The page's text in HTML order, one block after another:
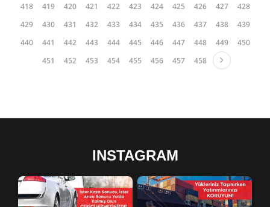
418
419 420 421 422 423 424 425 426 427
428
429
430 431 432 433 434 435 436 437 438
439
440
441 442 443 444 445 446 447 448 449
450
451
452 453 454 455 456 457 458
INSTAGRAM